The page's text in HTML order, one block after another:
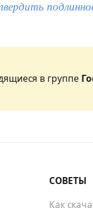
в группе
СОВЕТЫ
Как